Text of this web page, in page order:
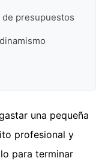
presupuestos
una pequeña
profesional y
para terminar